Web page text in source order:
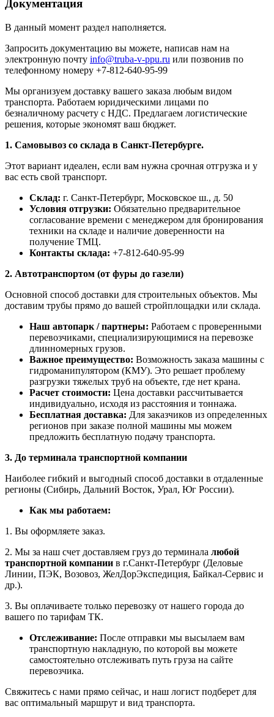
Документация
В данный момент раздел наполняется.
Запросить документацию вы можете, написав нам на
электронную почту info@truba-v-ppu.ru или позвонив по
телефонному номеру +7-812-640-95-99
Мы организуем доставку вашего заказа любым видом
транспорта. Работаем юридическими лицами по
безналичному расчету с НДС. Предлагаем логистические
решения, которые экономят ваш бюджет.
1. Самовывоз со склада в Санкт-Петербурге.
Этот вариант идеален, если вам нужна срочная отгрузка и у
вас есть свой транспорт.
Склад: г. Санкт-Петербург, Московское ш., д. 50
Условия отгрузки: Обязательно предварительное
согласование времени с менеджером для бронирования
техники на складе и наличие доверенности на
получение ТМЦ.
Контакты склада: +7-812-640-95-99
2. Автотранспортом (от фуры до газели)
Основной способ доставки для строительных объектов. Мы
доставим трубы прямо до вашей стройплощадки или склада.
Наш автопарк / партнеры: Работаем с проверенными
перевозчиками, специализирующимися на перевозке
длинномерных грузов.
Важное преимущество: Возможность заказа машины с
гидроманипулятором (КМУ). Это решает проблему
разгрузки тяжелых труб на объекте, где нет крана.
Расчет стоимости: Цена доставки рассчитывается
индивидуально, исходя из расстояния и тоннажа.
Бесплатная доставка: Для заказчиков из определенных
регионов при заказе полной машины мы можем
предложить бесплатную подачу транспорта.
3. До терминала транспортной компании
Наиболее гибкий и выгодный способ доставки в отдаленные
регионы (Сибирь, Дальний Восток, Урал, Юг России).
Как мы работаем:
1. Вы оформляете заказ.
2. Мы за наш счет доставляем груз до терминала любой
транспортной компании в г.Санкт-Петербург (Деловые
Линии, ПЭК, Возовоз, ЖелДорЭкспедиция, Байкал-Сервис и
др.).
3. Вы оплачиваете только перевозку от нашего города до
вашего по тарифам ТК.
Отслеживание: После отправки мы высылаем вам
транспортную накладную, по которой вы можете
самостоятельно отслеживать путь груза на сайте
перевозчика.
Свяжитесь с нами прямо сейчас, и наш логист подберет для
вас оптимальный маршрут и вид транспорта.